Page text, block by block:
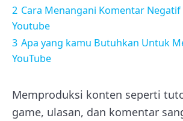
2 Cara Menangani Komentar Negatif
Youtube
3 Apa yang kamu Butuhkan Untuk
YouTube
Memproduksi konten seperti
game, ulasan, dan komentar